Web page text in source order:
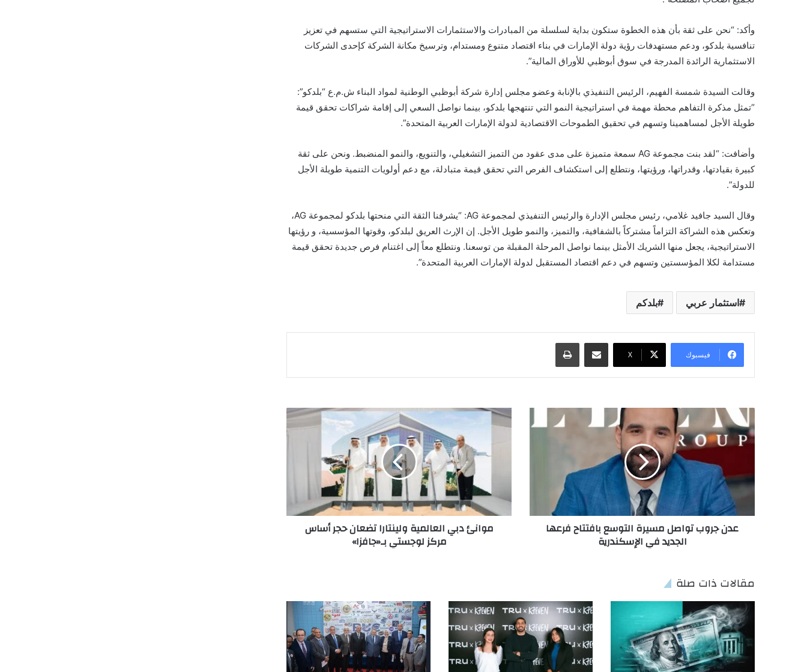
وأكد: “نحن على ثقة بأن هذه الخطوة ستكون بداية لسلسلة من المبادرات والاستثمارات الاستراتيجية التي ستسهم في تعزيز
تنافسية بلدكو، ودعم مستهدفات رؤية دولة الإمارات في بناء اقتصاد متنوع ومستدام، وترسيخ مكانة الشركة كإحدى الشركات
الاستثمارية الرائدة المدرجة في سوق أبوظبي للأوراق المالية”.
وقالت السيدة شمسة الفهيم، الرئيس التنفيذي بالإنابة وعضو مجلس إدارة شركة أبوظبي الوطنية لمواد البناء ش.م.ع “بلدكو”:
“تمثل مذكرة التفاهم محطة مهمة في استراتيجية النمو التي تنتهجها بلدكو، بينما نواصل السعي إلى إقامة شراكات تحقق قيمة
طويلة الأجل لمساهمينا وتسهم في تحقيق الطموحات الاقتصادية لدولة الإمارات العربية المتحدة”.
وأضافت: “لقد بنت مجموعة AG سمعة متميزة على مدى عقود من التميز التشغيلي، والتنويع، والنمو المنضبط. ونحن على ثقة
كبيرة بقيادتها، وقدراتها، ورؤيتها، ونتطلع إلى استكشاف الفرص التي تحقق قيمة متبادلة، مع دعم أولويات التنمية طويلة الأجل
للدولة”.
وقال السيد جافيد غلامي، رئيس مجلس الإدارة والرئيس التنفيذي لمجموعة AG: “يشرفنا الثقة التي منحتها بلدكو لمجموعة AG،
وتعكس هذه الشراكة التزاماً مشتركاً بالشفافية، والتميز، والنمو طويل الأجل. إن الإرث العريق لبلدكو، وقوتها المؤسسية، و رؤيتها
الاستراتيجية، يجعل منها الشريك الأمثل بينما نواصل المرحلة المقبلة من توسعنا. ونتطلع معاً إلى اغتنام فرص جديدة تحقق قيمة
مستدامة لكلا المؤسستين وتسهم في دعم اقتصاد المستقبل لدولة الإمارات العربية المتحدة”.
استثمار عربي بلدكم
فيسبوك X
مشاركة عبر البريد طباعة
عدن جروب تواصل مسيرة التوسع بافتتاح فرعها
الجديد في الإسكندرية
موانئ دبي العالمية ولينتارا تضعان حجر أساس
مركز لوجستي بـ«جافزا»
مقالات ذات صلة